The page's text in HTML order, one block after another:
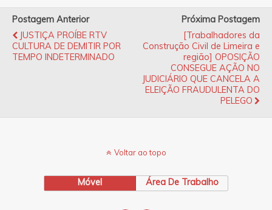
Postagem Anterior
JUSTIÇA PROÍBE RTV
CULTURA DE DEMITIR POR
TEMPO INDETERMINADO
Próxima Postagem
[Trabalhadores da
Construção Civil de Limeira e
região] OPOSIÇÃO
CONSEGUE AÇÃO NO
JUDICIÁRIO QUE CANCELA A
ELEIÇÃO FRAUDULENTA DO
PELEGO
Voltar ao topo
Móvel Área De Trabalho